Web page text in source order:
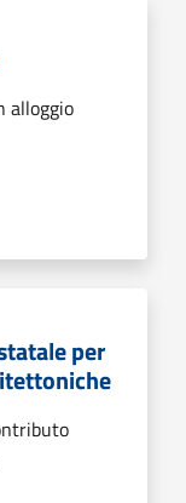
alloggio
per